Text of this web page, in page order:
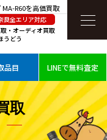
R60を高価買取
良全エリア対応
・オーディオ買取
うどう
品目 LINEで無料査定
取